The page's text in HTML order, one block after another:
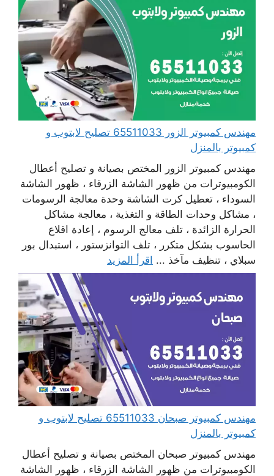
مهندس كمبيوتر الزور 65511033 تصليح لابتوب و
كمبيوتر بالمنزل
مهندس كمبيوتر الزور المختص بصيانة و تصليح أعطال
الكومبيوترات من ظهور الشاشة الزرقاء ، ظهور الشاشة
السوداء ، تعطيل كرت الشاشة وحدة معالجة الرسومات
، مشاكل وحدات الطاقة و التغذية ، معالجة مشاكل
الحرارة الزائدة ، تلف معالج الرسوم ، إعادة اقلاع
الحاسوب بشكل متكرر ، تلف التوانزستور ، استبدال بور
سبلاي ، تنظيف مآخذ ... اقرأ المزيد
مهندس كمبيوتر صبحان 65511033 تصليح لابتوب و
كمبيوتر بالمنزل
مهندس كمبيوتر صبحان المختص بصيانة و تصليح أعطال
الكومبيوترات من ظهور الشاشة الزرقاء ، ظهور الشاشة